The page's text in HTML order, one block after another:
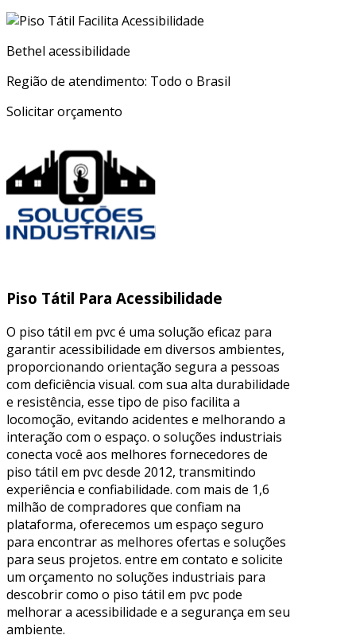
Bethel acessibilidade
Região de atendimento: Todo o Brasil
Solicitar orçamento
Piso Tátil Para Acessibilidade
O piso tátil em pvc é uma solução eficaz para
garantir acessibilidade em diversos ambientes,
proporcionando orientação segura a pessoas
com deficiência visual. com sua alta durabilidade
e resistência, esse tipo de piso facilita a
locomoção, evitando acidentes e melhorando a
interação com o espaço. o soluções industriais
conecta você aos melhores fornecedores de
piso tátil em pvc desde 2012, transmitindo
experiência e confiabilidade. com mais de 1,6
milhão de compradores que confiam na
plataforma, oferecemos um espaço seguro
para encontrar as melhores ofertas e soluções
para seus projetos. entre em contato e solicite
um orçamento no soluções industriais para
descobrir como o piso tátil em pvc pode
melhorar a acessibilidade e a segurança em seu
ambiente.